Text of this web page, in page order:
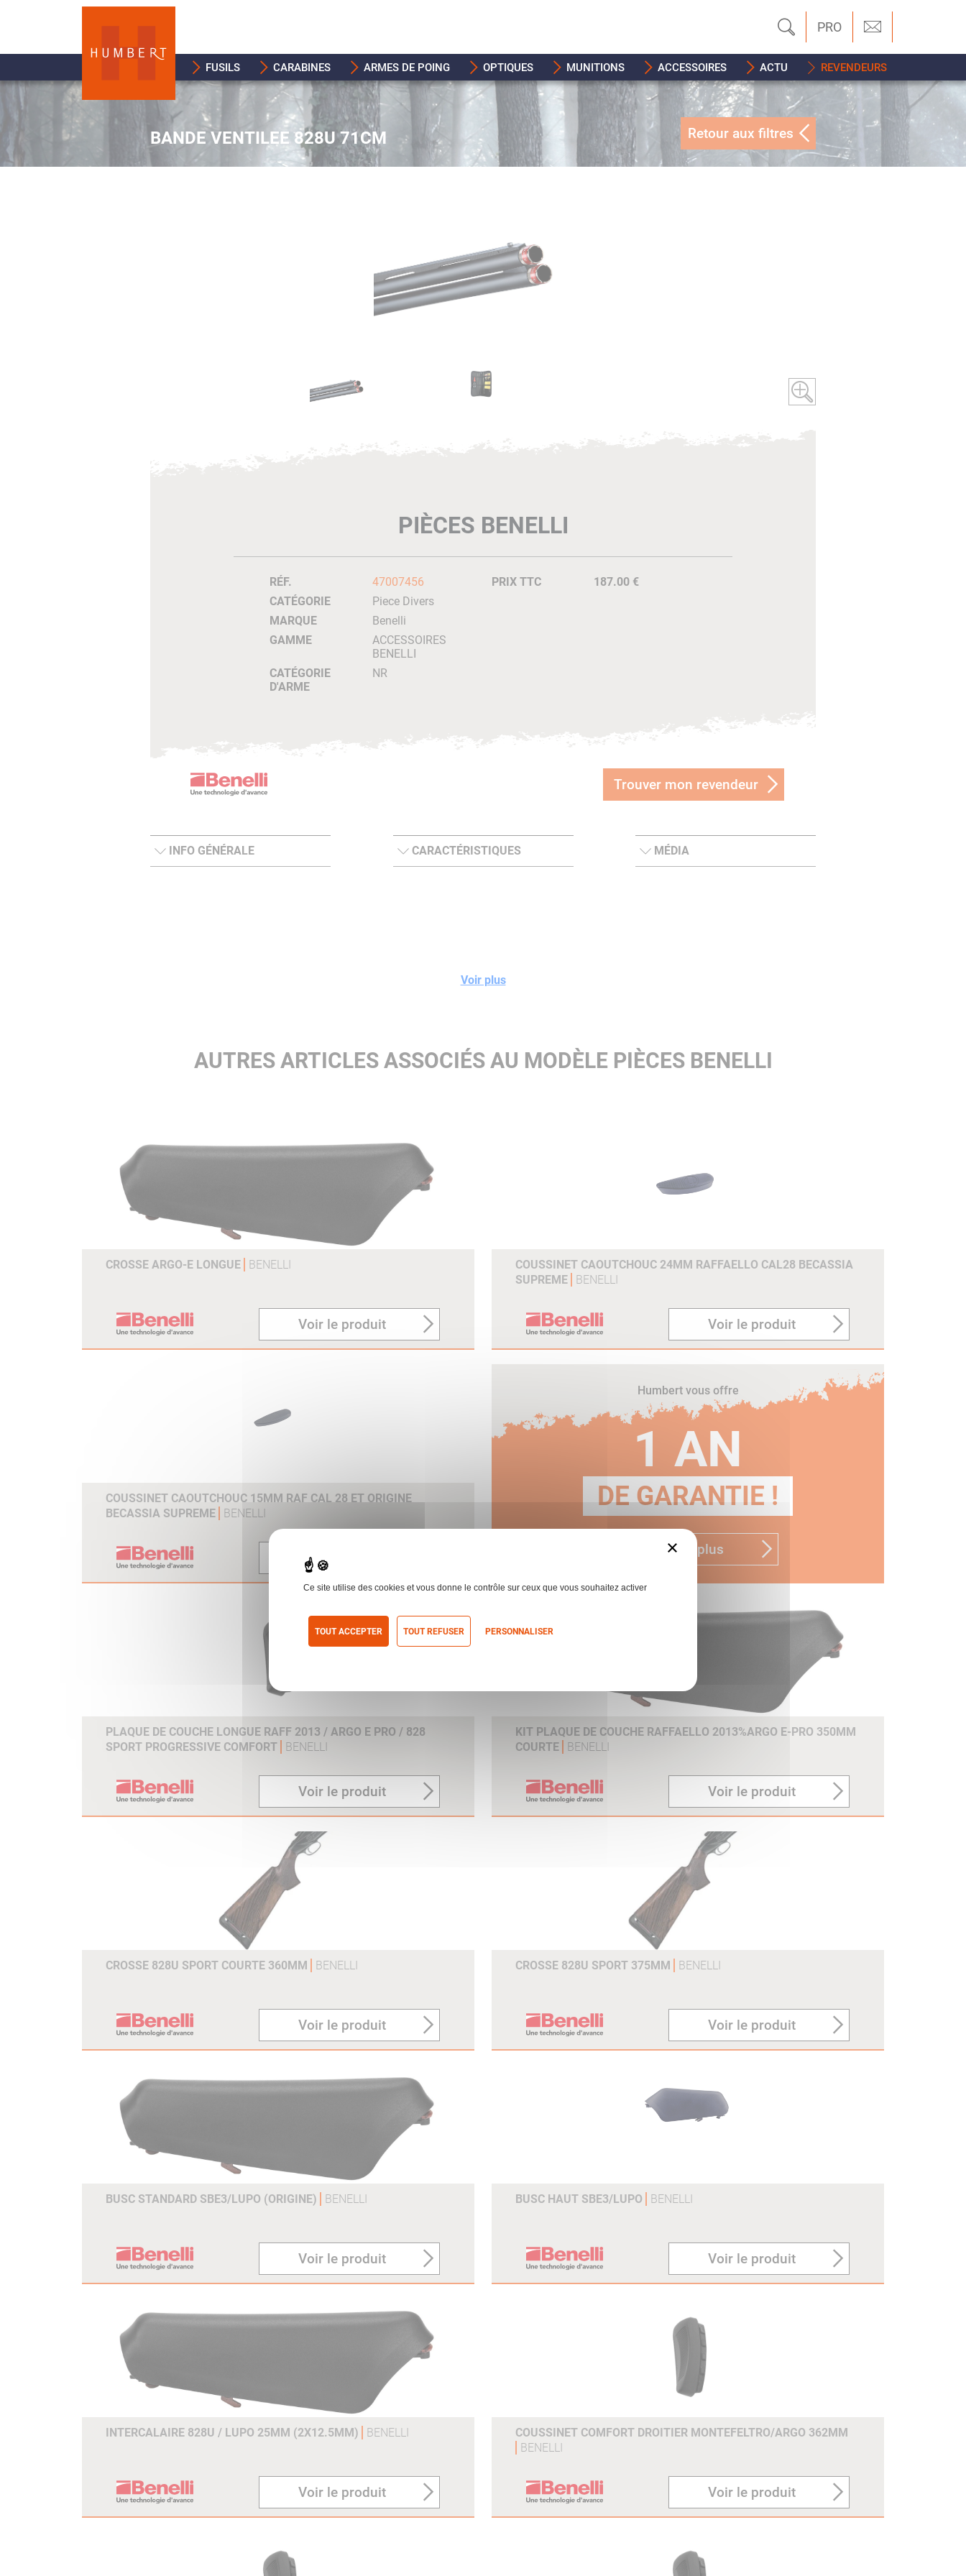
PRO
FUSILS CARABINES ARMES DE POING OPTIQUES MUNITIONS ACCESSOIRES ACTU REVENDEURS
BANDE VENTILEE 828U 71CM Retour aux filtres
PIÈCES BENELLI
RÉF.
47007456
CATÉGORIE
Piece Divers
MARQUE
Benelli
GAMME
ACCESSOIRES
BENELLI
CATÉGORIE
D'ARME
NR
PRIX TTC 187.00 €
Trouver mon revendeur
INFO GÉNÉRALE CARACTÉRISTIQUES MÉDIA
Voir plus
AUTRES ARTICLES ASSOCIÉS AU MODÈLE PIÈCES BENELLI
CROSSE ARGO-E LONGUE BENELLI
Voir le produit
COUSSINET CAOUTCHOUC 24MM RAFFAELLO CAL28 BECASSIA
SUPREME
BENELLI
Voir le produit
COUSSINET CAOUTCHOUC 15MM RAF CAL 28 ET ORIGINE
BECASSIA SUPREME
BENELLI
Voir le produit
Humbert vous offre
1 AN
DE GARANTIE !
En savoir plus
PLAQUE DE COUCHE LONGUE RAFF 2013 / ARGO E PRO / 828
SPORT PROGRESSIVE COMFORT
BENELLI
Voir le produit
KIT PLAQUE DE COUCHE RAFFAELLO 2013%ARGO E-PRO 350MM
COURTE
BENELLI
Voir le produit
CROSSE 828U SPORT COURTE 360MM BENELLI
Voir le produit
CROSSE 828U SPORT 375MM BENELLI
Voir le produit
BUSC STANDARD SBE3/LUPO (ORIGINE) BENELLI
Voir le produit
BUSC HAUT SBE3/LUPO BENELLI
Voir le produit
INTERCALAIRE 828U / LUPO 25MM (2X12.5MM) BENELLI
Voir le produit
COUSSINET COMFORT DROITIER MONTEFELTRO/ARGO 362MM
BENELLI
Voir le produit
×
Ce site utilise des cookies et vous donne le contrôle sur ceux que vous souhaitez activer
TOUT ACCEPTER TOUT REFUSER PERSONNALISER